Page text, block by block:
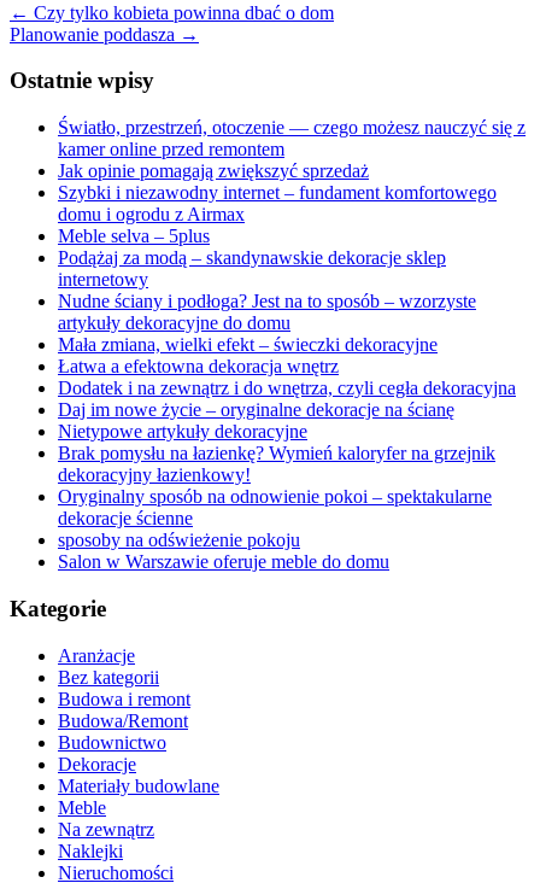
← Czy tylko kobieta powinna dbać o dom
Planowanie poddasza →
Ostatnie wpisy
Światło, przestrzeń, otoczenie — czego możesz nauczyć się z
kamer online przed remontem
Jak opinie pomagają zwiększyć sprzedaż
Szybki i niezawodny internet – fundament komfortowego
domu i ogrodu z Airmax
Meble selva – 5plus
Podążaj za modą – skandynawskie dekoracje sklep
internetowy
Nudne ściany i podłoga? Jest na to sposób – wzorzyste
artykuły dekoracyjne do domu
Mała zmiana, wielki efekt – świeczki dekoracyjne
Łatwa a efektowna dekoracja wnętrz
Dodatek i na zewnątrz i do wnętrza, czyli cegła dekoracyjna
Daj im nowe życie – oryginalne dekoracje na ścianę
Nietypowe artykuły dekoracyjne
Brak pomysłu na łazienkę? Wymień kaloryfer na grzejnik
dekoracyjny łazienkowy!
Oryginalny sposób na odnowienie pokoi – spektakularne
dekoracje ścienne
sposoby na odświeżenie pokoju
Salon w Warszawie oferuje meble do domu
Kategorie
Aranżacje
Bez kategorii
Budowa i remont
Budowa/Remont
Budownictwo
Dekoracje
Materiały budowlane
Meble
Na zewnątrz
Naklejki
Nieruchomości